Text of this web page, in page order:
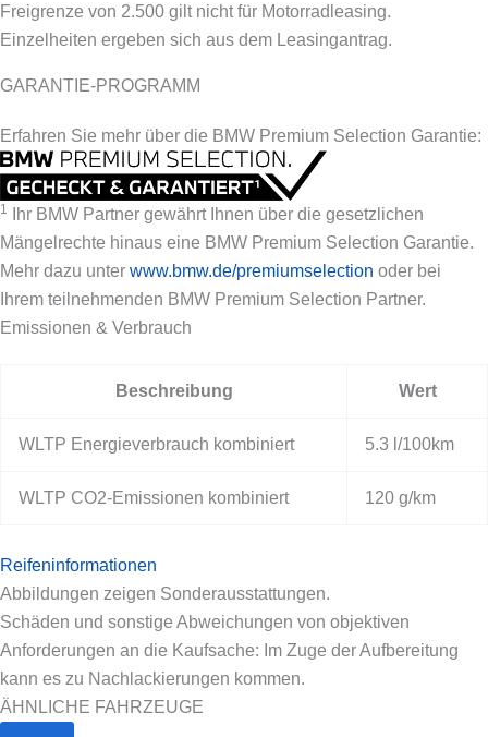
Freigrenze von 2.500 gilt nicht für Motorradleasing.
Einzelheiten ergeben sich aus dem Leasingantrag.
GARANTIE-PROGRAMM
Erfahren Sie mehr über die BMW Premium Selection Garantie:
1
Ihr BMW Partner gewährt Ihnen über die gesetzlichen
Mängelrechte hinaus eine BMW Premium Selection Garantie.
Mehr dazu unter www.bmw.de/premiumselection oder bei
Ihrem teilnehmenden BMW Premium Selection Partner.
Emissionen & Verbrauch
Beschreibung Wert
WLTP Energieverbrauch kombiniert 5.3 l/100km
WLTP CO2-Emissionen kombiniert 120 g/km
Reifeninformationen
Abbildungen zeigen Sonderausstattungen.
Schäden und sonstige Abweichungen von objektiven
Anforderungen an die Kaufsache: Im Zuge der Aufbereitung
kann es zu Nachlackierungen kommen.
ÄHNLICHE FAHRZEUGE